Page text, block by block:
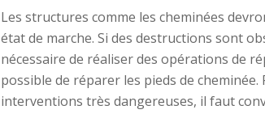
Les structures comme les cheminées
état de marche. Si des destructions sont
nécessaire de réaliser des opérations de
possible de réparer les pieds de cheminée.
interventions très dangereuses, il faut